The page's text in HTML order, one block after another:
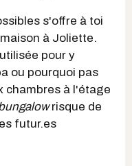
s'offre à toi
à Joliette.
pour y
ou pourquoi pas
chambres à l'étage
risque de
futur.es